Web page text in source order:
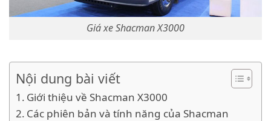
Giá xe Shacman X3000
Nội dung bài viết
Giới thiệu về Shacman X3000
Các phiên bản và tính năng của Shacman